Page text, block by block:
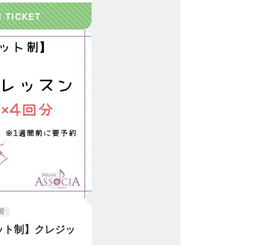
ト制】クレジッ